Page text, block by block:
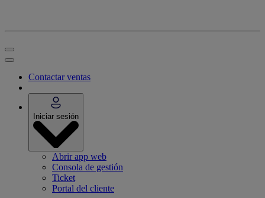
Contactar ventas
Iniciar sesión
Abrir app web
Consola de gestión
Ticket
Portal del cliente